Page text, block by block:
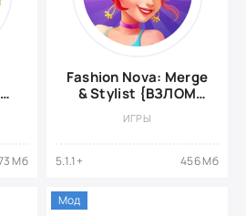
Мб
Fashion Nova: Merge
& Stylist {ВЗЛОМ
ИГРЫ
5.1.1+ 456 Мб
Мод